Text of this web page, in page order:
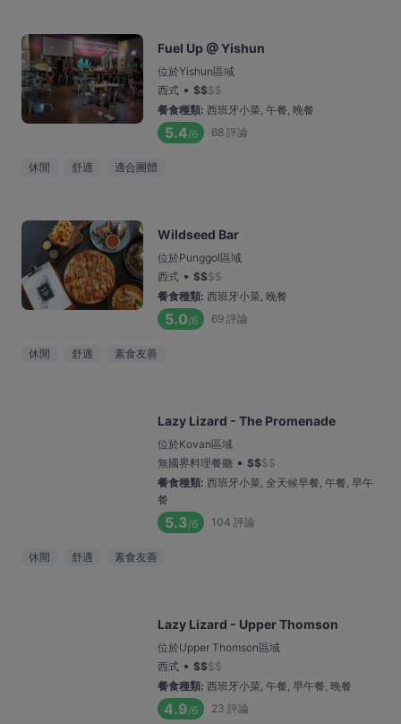
Fuel Up @ Yishun
位於Yishun區域
西式 • $$$$
餐食種類: 西班牙小菜, 午餐, 晚餐
5.4/6 68 評論
休閒 舒適 適合團體
Wildseed Bar
位於Punggol區域
西式 • $$$$
餐食種類: 西班牙小菜, 晚餐
5.0/6 69 評論
休閒 舒適 素食友善
Lazy Lizard - The Promenade
位於Kovan區域
無國界料理餐廳 • $$$$
餐食種類: 西班牙小菜, 全天候早餐, 午餐, 早午
餐
5.3/6 104 評論
休閒 舒適 素食友善
Lazy Lizard - Upper Thomson
位於Upper Thomson區域
西式 • $$$$
餐食種類: 西班牙小菜, 午餐, 早午餐, 晚餐
4.9/6 23 評論